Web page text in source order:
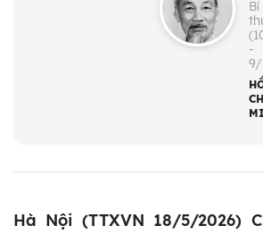
Bí
-
9/
Hà Nội (TTXVN 18/5/2026)